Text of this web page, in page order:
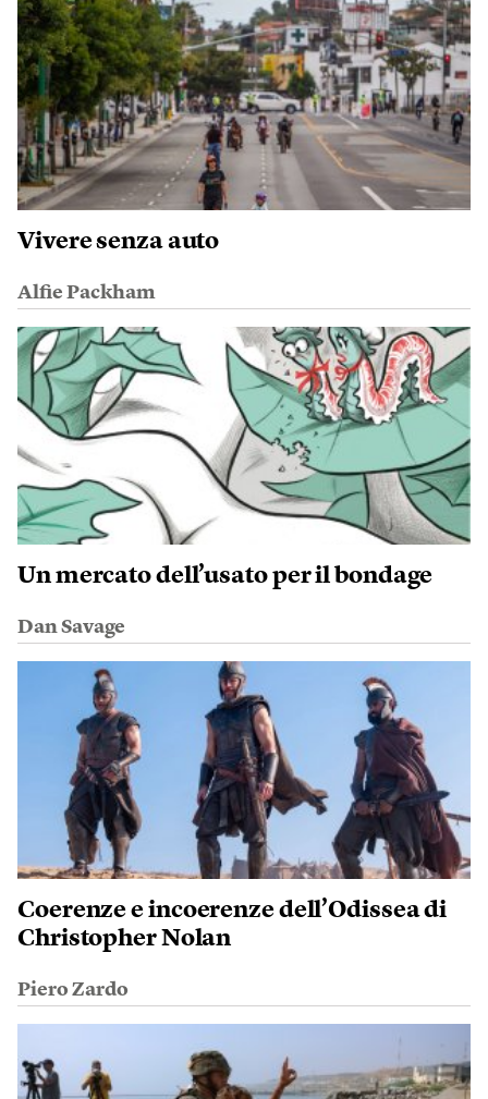
Vivere senza auto
Alfie Packham
Un mercato dell’usato per il bondage
Dan Savage
Coerenze e incoerenze dell’Odissea di
Christopher Nolan
Piero Zardo